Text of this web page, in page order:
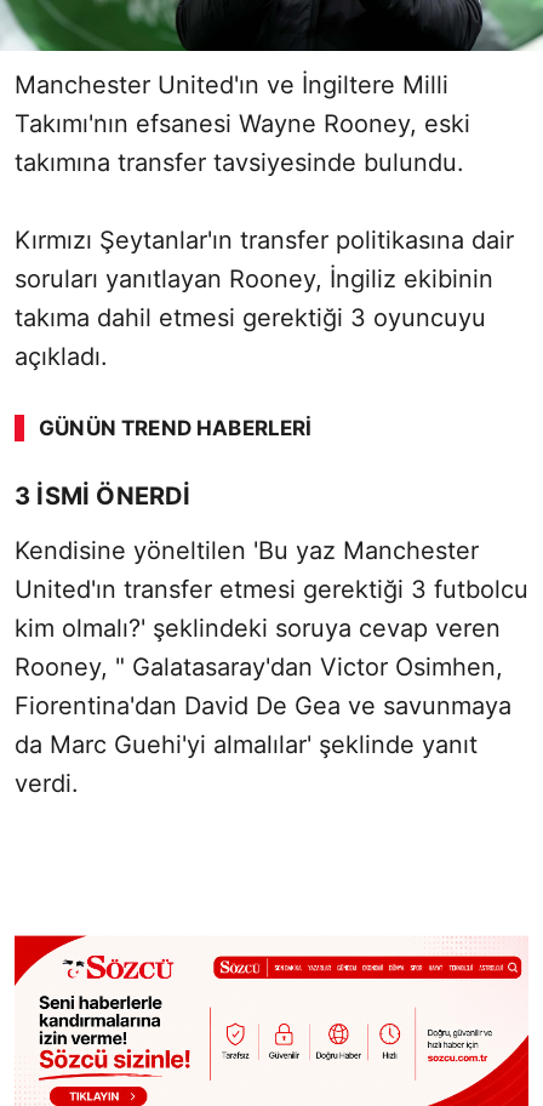
Manchester United'ın ve İngiltere Milli
Takımı'nın efsanesi Wayne Rooney, eski
takımına transfer tavsiyesinde bulundu.
Kırmızı Şeytanlar'ın transfer politikasına dair
soruları yanıtlayan Rooney, İngiliz ekibinin
takıma dahil etmesi gerektiği 3 oyuncuyu
açıkladı.
GÜNÜN TREND HABERLERI
3 İSMİ ÖNERDİ
Kendisine yöneltilen 'Bu yaz Manchester
United'ın transfer etmesi gerektiği 3 futbolcu
kim olmalı?' şeklindeki soruya cevap veren
Rooney, " Galatasaray'dan Victor Osimhen,
Fiorentina'dan David De Gea ve savunmaya
da Marc Guehi'yi almalılar' şeklinde yanıt
verdi.